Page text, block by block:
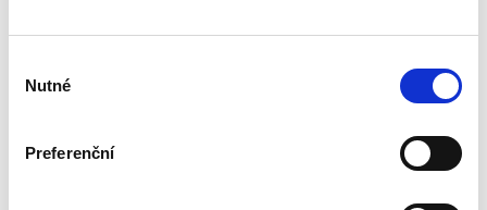
souhlasu
Nutné
Preferenční